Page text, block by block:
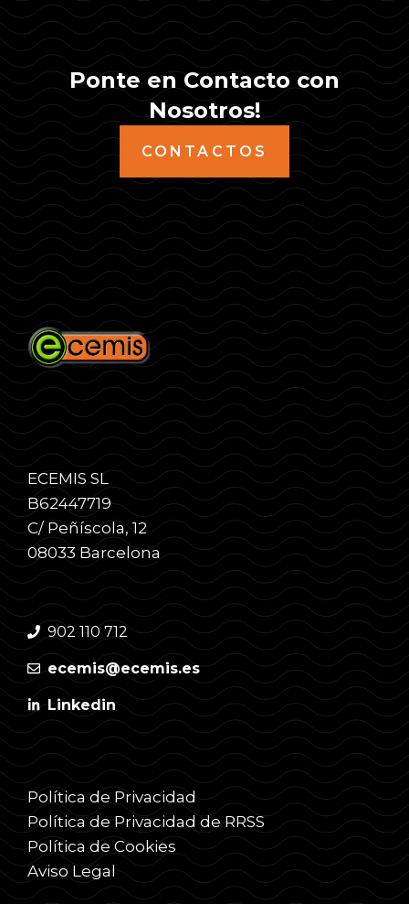
Ponte en Contacto con
Nosotros!
CONTACTOS
ECEMIS SL
B62447719
C/ Peñíscola, 12
08033 Barcelona
902 110 712
ecemis@ecemis.es
Linkedin
Política de Privacidad
Política de Privacidad de RRSS
Política de Cookies
Aviso Legal